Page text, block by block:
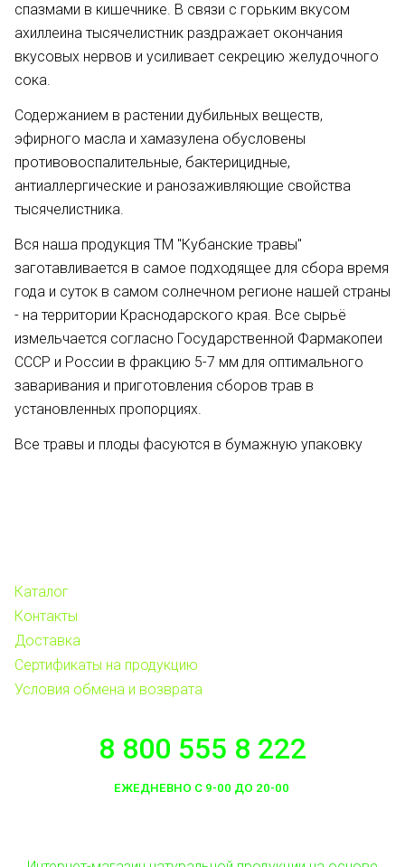
спазмами в кишечнике. В связи с горьким вкусом
ахиллеина тысячелистник раздражает окончания
вкусовых нервов и усиливает секрецию желудочного
сока.
Содержанием в растении дубильных веществ,
эфирного масла и хамазулена обусловены
противовоспалительные, бактерицидные,
антиаллергические и ранозаживляющие свойства
тысячелистника.
Вся наша продукция ТМ "Кубанские травы"
заготавливается в самое подходящее для сбора время
года и суток в самом солнечном регионе нашей страны
- на территории Краснодарского края. Все сырьё
измельчается согласно Государственной Фармакопеи
СССР и России в фракцию 5-7 мм для оптимального
заваривания и приготовления сборов трав в
установленных пропорциях.
Все травы и плоды фасуются в бумажную упаковку
Каталог
Контакты
Доставка
Сертификаты на продукцию
Условия обмена и возврата
8 800 555 8 222
ЕЖЕДНЕВНО С 9-00 ДО 20-00